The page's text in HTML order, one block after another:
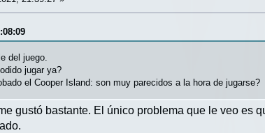
del juego.
jugar ya?
el Cooper Island: son muy parecidos a la hora de jugarse?
gustó bastante. El único problema que le veo es